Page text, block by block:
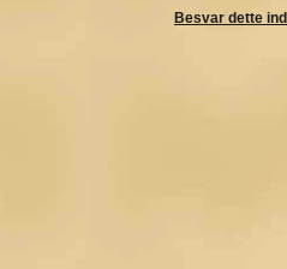
Besvar dette